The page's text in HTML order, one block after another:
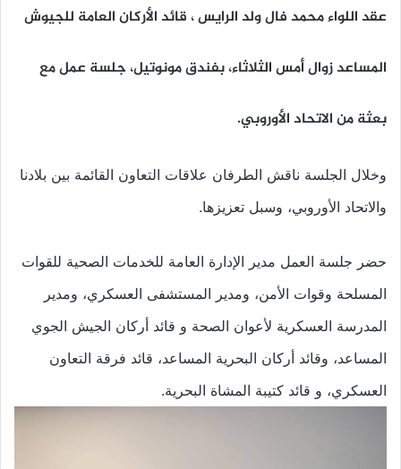
عقد اللواء محمد فال ولد الرايس ، قائد الأركان العامة للجيوش
المساعد زوال أمس الثلاثاء، بفندق مونوتيل، جلسة عمل مع
بعثة من الاتحاد الأوروبي.
وخلال الجلسة ناقش الطرفان علاقات التعاون القائمة بين بلادنا
والاتحاد الأوروبي، وسبل تعزيزها.
حضر جلسة العمل مدير الإدارة العامة للخدمات الصحية للقوات
المسلحة وقوات الأمن، ومدير المستشفى العسكري، ومدير
المدرسة العسكرية لأعوان الصحة و قائد أركان الجيش الجوي
المساعد، وقائد أركان البحرية المساعد، قائد فرقة التعاون
العسكري، و قائد كتيبة المشاة البحرية.